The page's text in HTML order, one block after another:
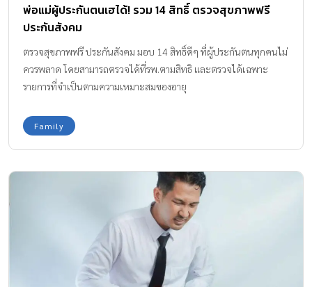
พ่อแม่ผู้ประกันตนเฮได้! รวม 14 สิทธิ์ ตรวจสุขภาพฟรี
ประกันสังคม
ตรวจสุขภาพฟรี ประกันสังคม มอบ 14 สิทธิ์ดีๆ ที่ผู้ประกันตนทุกคนไม่
ควรพลาด โดยสามารถตรวจได้ที่รพ.ตามสิทธิ และตรวจได้เฉพาะ
รายการที่จำเป็นตามความเหมาะสมของอายุ
Family